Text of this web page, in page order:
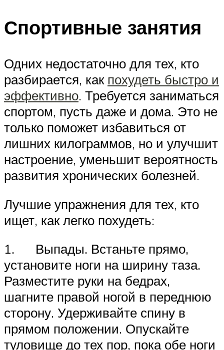
Спортивные занятия
Одних недостаточно для тех, кто
разбирается, как похудеть быстро и
эффективно. Требуется заниматься
спортом, пусть даже и дома. Это не
только поможет избавиться от
лишних килограммов, но и улучшит
настроение, уменьшит вероятность
развития хронических болезней.
Лучшие упражнения для тех, кто
ищет, как легко похудеть:
1. Выпады. Встаньте прямо,
установите ноги на ширину таза.
Разместите руки на бедрах,
шагните правой ногой в переднюю
сторону. Удерживайте спину в
прямом положении. Опускайте
туловище до тех пор, пока обе ноги